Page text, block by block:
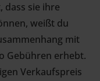
dass sie ihre
weißt du
mit
Gebühren erhebt.
Verkaufspreis